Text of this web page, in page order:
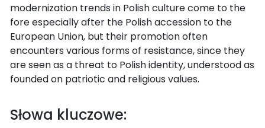
modernization trends in Polish culture come to the
fore especially after the Polish accession to the
European Union, but their promotion often
encounters various forms of resistance, since they
are seen as a threat to Polish identity, understood as
founded on patriotic and religious values.
Słowa kluczowe: